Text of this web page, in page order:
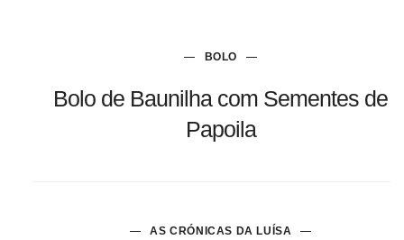
BOLO
Bolo de Baunilha com Sementes de
Papoila
AS CRÓNICAS DA LUÍSA